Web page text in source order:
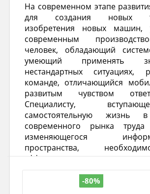
На современном этапе
для создания новых
изобретения новых машин,
современным
человек, обладающий
умеющий применять
нестандартных ситуациях,
команде, отличающийся
развитым чувством
Специалисту,
самостоятельную жизнь
современного рынка
изменяющегося
пространства,
эффективным,
работником. Он должен быть
самостоятельным,
человеком, способным
-80%